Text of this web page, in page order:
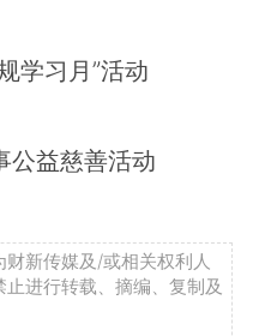
学习月”活动
公益慈善活动
新传媒及/或相关权利人
进行转载、摘编、复制及